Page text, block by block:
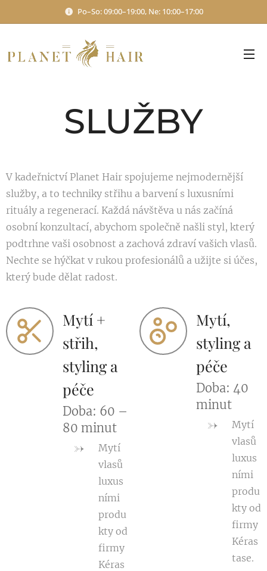
Po–So: 09:00–19:00, Ne: 10:00–17:00
SLUŽBY
V kadeřnictví Planet Hair spojujeme nejmodernější
služby, a to techniky střihu a barvení s luxusními
rituály a regenerací. Každá návštěva u nás začíná
osobní konzultací, abychom společně našli styl, který
podtrhne vaši osobnost a zachová zdraví vašich vlasů.
Nechte se hýčkat v rukou profesionálů a užijte si účes,
který bude dělat radost.
Mytí +
střih,
styling a
péče
Doba: 60 –
80 minut
Mytí
vlasů
luxus
ními
produ
kty od
firmy
Kéras
Mytí,
styling a
péče
Doba: 40
minut
Mytí
vlasů
luxus
ními
produ
kty od
firmy
Kéras
tase.